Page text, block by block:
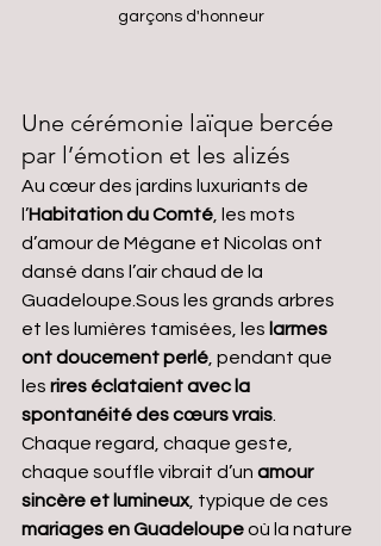
garçons d'honneur
Une cérémonie laïque bercée
par l’émotion et les alizés
Au cœur des jardins luxuriants de
l’Habitation du Comté, les mots
d’amour de Mégane et Nicolas ont
dansé dans l’air chaud de la
Guadeloupe.Sous les grands arbres
et les lumières tamisées, les larmes
ont doucement perlé, pendant que
les rires éclataient avec la
spontanéité des cœurs vrais.
Chaque regard, chaque geste,
chaque souffle vibrait d’un amour
sincère et lumineux, typique de ces
mariages en Guadeloupe où la nature